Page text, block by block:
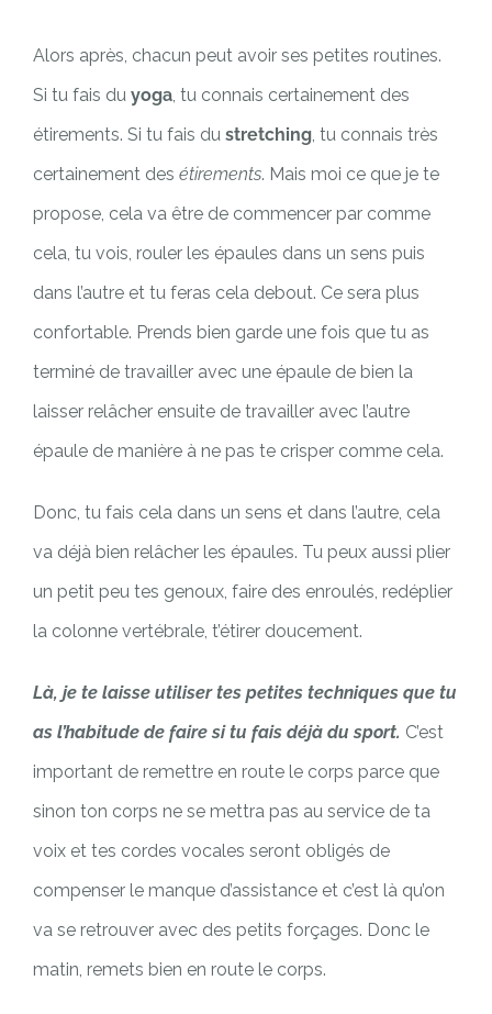
Alors après, chacun peut avoir ses petites routines.
Si tu fais du yoga , tu connais certainement des
étirements. Si tu fais du stretching , tu connais très
certainement des étirements. Mais moi ce que je te
propose, cela va être de commencer par comme
cela, tu vois, rouler les épaules dans un sens puis
dans l’autre et tu feras cela debout. Ce sera plus
confortable. Prends bien garde une fois que tu as
terminé de travailler avec une épaule de bien la
laisser relâcher ensuite de travailler avec l’autre
épaule de manière à ne pas te crisper comme cela.
Donc, tu fais cela dans un sens et dans l’autre, cela
va déjà bien relâcher les épaules. Tu peux aussi plier
un petit peu tes genoux, faire des enroulés, redéplier
la colonne vertébrale, t’étirer doucement.
Là, je te laisse utiliser tes petites techniques que tu
as l’habitude de faire si tu fais déjà du sport. C’est
important de remettre en route le corps parce que
sinon ton corps ne se mettra pas au service de ta
voix et tes cordes vocales seront obligés de
compenser le manque d’assistance et c’est là qu’on
va se retrouver avec des petits forçages. Donc le
matin, remets bien en route le corps.